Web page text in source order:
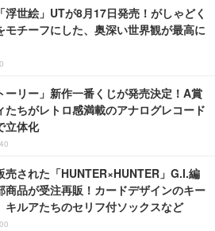
浮世絵」UTが8月17日発売！がしゃどく
モチーフにした、奥深い世界観が最高に
ーリー」新作一番くじが発売決定！A賞
たちがレトロ感満載のアナログレコード
立体化
売された「HUNTER×HUNTER」G.I.編
商品が受注再販！カードデザインのキー
キルアたちのセリフ付ソックスなど